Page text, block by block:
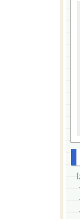
[
・
・
・